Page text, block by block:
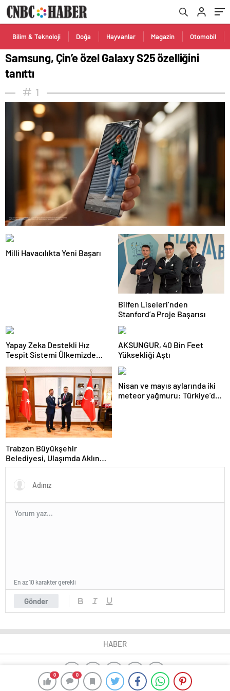
Bilim & Teknoloji Doğa Hayvanlar Magazin Otomobil
Samsung, Çin’e özel Galaxy S25 özelliğini
tanıttı
1
0 0
Milli Havacılıkta Yeni Başarı
Bilfen Liseleri’nden
Stanford’a Proje Başarısı
Yapay Zeka Destekli Hız
Tespit Sistemi Ülkemizde
Uygulandı
AKSUNGUR, 40 Bin Feet
Yüksekliği Aştı
Trabzon Büyükşehir
Belediyesi, Ulaşımda Aklın
Yolu Ödülleri’nde Başarı Elde
Nisan ve mayıs aylarında iki
meteor yağmuru: Türkiye’den
Gönder
En az 10 karakter gerekli
HABER